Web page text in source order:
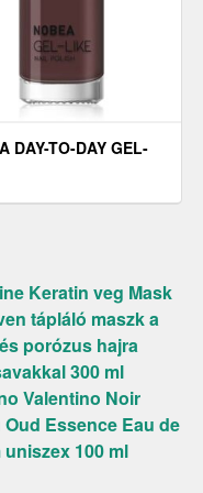
DAY-TO-DAY GEL-
POLISH
Keratin veg Mask
tápláló maszk a
porózus hajra
300 ml
Valentino Noir
Essence Eau de
uniszex 100 ml